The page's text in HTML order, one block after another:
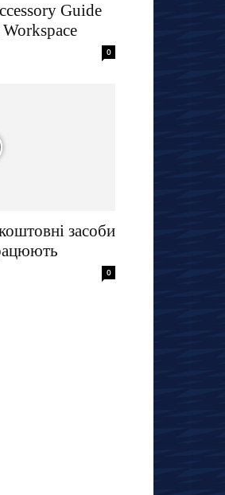
Guide
0
засоби
0